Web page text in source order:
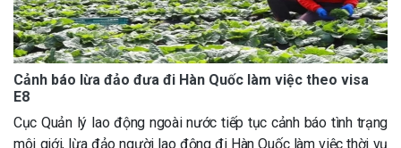
Cảnh báo lừa đảo đưa đi Hàn Quốc làm việc theo visa
E8
Cục Quản lý lao động ngoài nước tiếp tục cảnh báo tình trạng
môi giới, lừa đảo người lao động đi Hàn Quốc làm việc thời vụ